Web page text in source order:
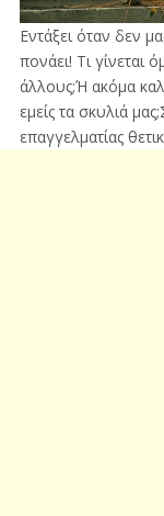
Εντάξει όταν δεν
πονάει! Τι γίνεται
άλλους;Ή ακόμα
εμείς τα σκυλιά
επαγγελματίας